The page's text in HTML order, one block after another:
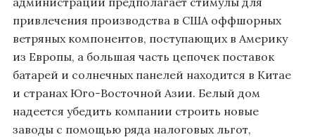
привлечения производства в США оффшорных
ветряных компонентов, поступающих в Америку
из Европы, а большая часть цепочек поставок
батарей и солнечных панелей находится в Китае
и странах Юго-Восточной Азии. Белый дом
надеется убедить компании строить новые
заводы с помощью ряда налоговых льгот,